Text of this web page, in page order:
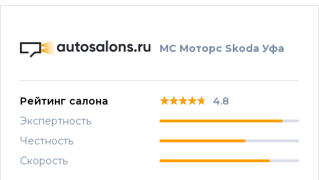
МС Моторс Skoda Уфа
Рейтинг салона ★★★★★
★★★★★
★★★★★ 4.8
Экспертность
Честность
Скорость